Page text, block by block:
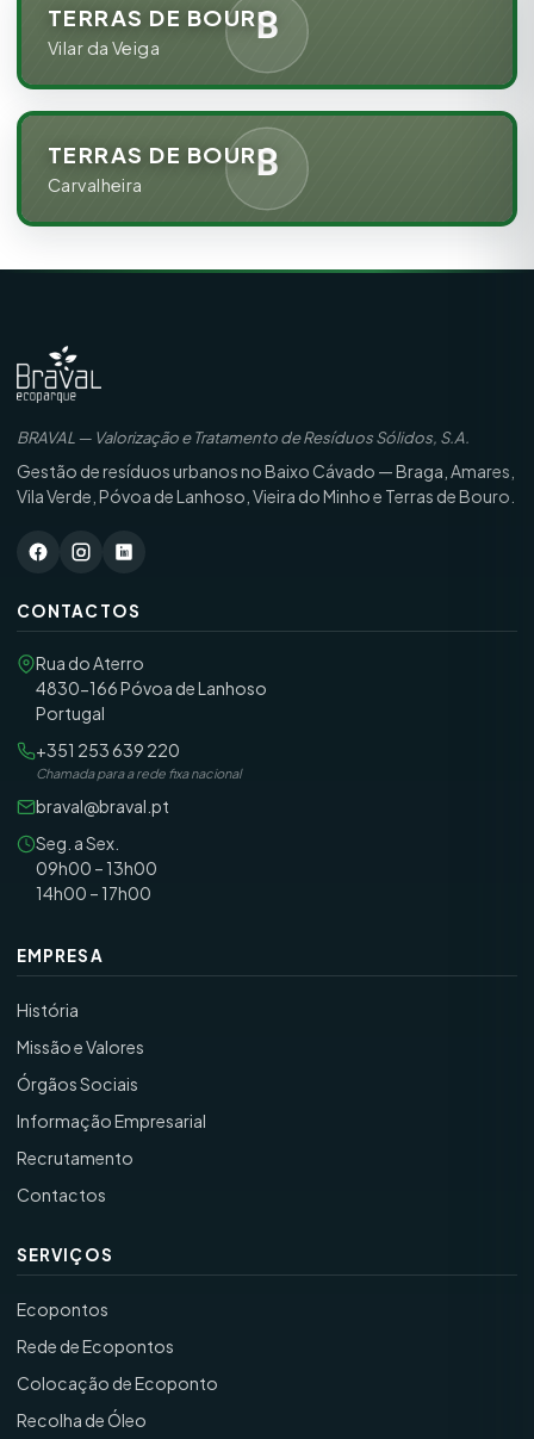
TERRAS DE BOURO
Vilar da Veiga
TERRAS DE BOURO
Carvalheira
BRAVAL — Valorização e Tratamento de Resíduos Sólidos, S.A.
Gestão de resíduos urbanos no Baixo Cávado — Braga, Amares,
Vila Verde, Póvoa de Lanhoso, Vieira do Minho e Terras de Bouro.
CONTACTOS
Rua do Aterro
4830-166 Póvoa de Lanhoso
Portugal
+351 253 639 220
Chamada para a rede fixa nacional
braval@braval.pt
Seg. a Sex.
09h00 – 13h00
14h00 – 17h00
EMPRESA
História
Missão e Valores
Órgãos Sociais
Informação Empresarial
Recrutamento
Contactos
SERVIÇOS
Ecopontos
Rede de Ecopontos
Colocação de Ecoponto
Recolha de Óleo